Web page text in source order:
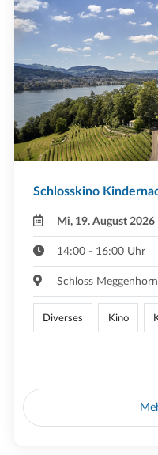
Schlosskino
Mi, 19. August 2026
14:00 - 16:00 Uhr
Schloss Meggenhorn
Diverses Kino